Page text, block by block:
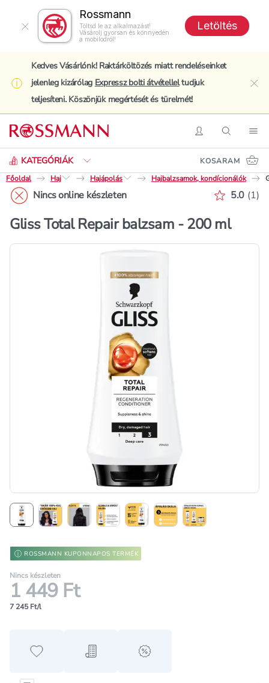
Rossmann
Töltsd le az alkalmazást!
Vásárolj gyorsan és könnyedén
a mobilodról!
Letöltés
Kedves Vásárlónk! Raktárköltözés miatt rendeléseinket
jelenleg kizárólag Expressz bolti átvételleltudjuk
teljesíteni. Köszönjük megértését és türelmét!
BelépésKeresés
KATEGÓRIÁK
Keresés
KOSARAM
Főoldal
Haj Hajápolás Hajbalzsamok, kondícionálók
Nincs online készleten 5.0 (1)
Gliss Total Repair balzsam - 200 ml
ROSSMANN KUPONNAPOS TERMÉK
Nincs készleten
1 449 Ft
7 245 Ft/l
Hozzáadás a kedvencekhez
Hozzáadás a bevásárló listához
alert when on sale